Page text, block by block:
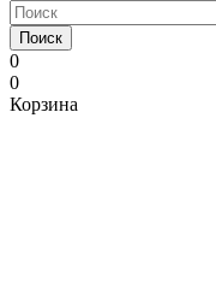
Поиск
0
0
Корзина